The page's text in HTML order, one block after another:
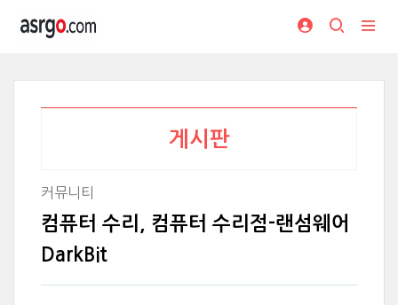
게시판
커뮤니티
컴퓨터 수리, 컴퓨터 수리점-랜섬웨어
DarkBit